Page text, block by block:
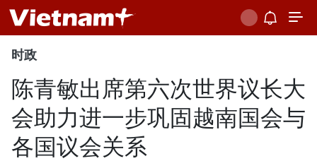
时政
陈青敏出席第六次世界议长大
会助力进一步巩固越南国会与
各国议会关系